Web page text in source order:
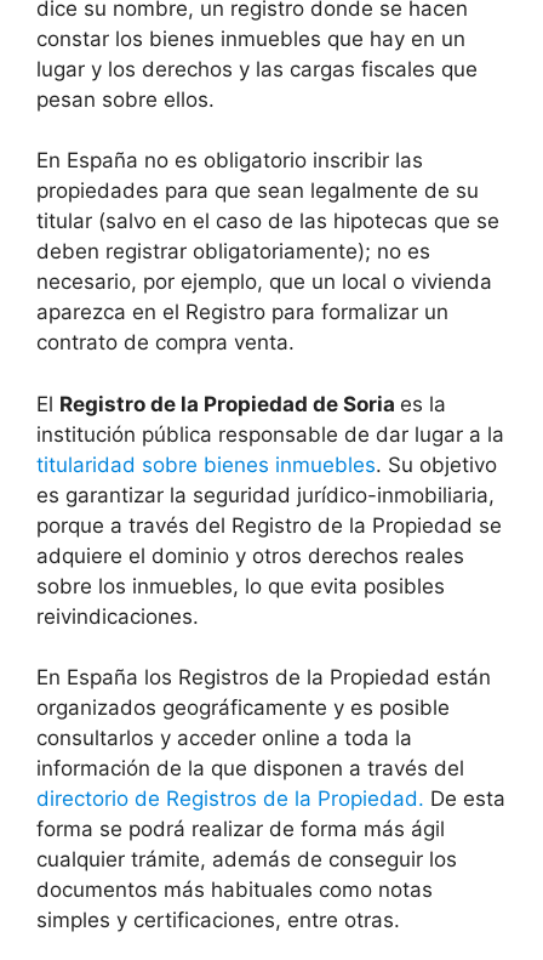
dice su nombre, un registro donde se hacen
constar los bienes inmuebles que hay en un
lugar y los derechos y las cargas fiscales que
pesan sobre ellos.
En España no es obligatorio inscribir las
propiedades para que sean legalmente de su
titular (salvo en el caso de las hipotecas que se
deben registrar obligatoriamente); no es
necesario, por ejemplo, que un local o vivienda
aparezca en el Registro para formalizar un
contrato de compra venta.
El Registro de la Propiedad de Soria es la
institución pública responsable de dar lugar a la
titularidad sobre bienes inmuebles. Su objetivo
es garantizar la seguridad jurídico-inmobiliaria,
porque a través del Registro de la Propiedad se
adquiere el dominio y otros derechos reales
sobre los inmuebles, lo que evita posibles
reivindicaciones.
En España los Registros de la Propiedad están
organizados geográficamente y es posible
consultarlos y acceder online a toda la
información de la que disponen a través del
directorio de Registros de la Propiedad. De esta
forma se podrá realizar de forma más ágil
cualquier trámite, además de conseguir los
documentos más habituales como notas
simples y certificaciones, entre otras.